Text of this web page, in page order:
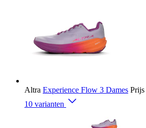
Altra Experience Flow 3 Dames Prijs
10 varianten